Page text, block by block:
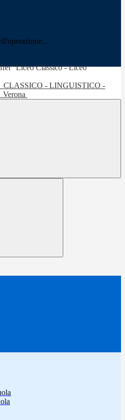
CLASSICO - LINGUISTICO -
Verona